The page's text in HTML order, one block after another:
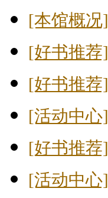
[本馆概况]
[好书推荐]
[好书推荐]
[活动中心]
[好书推荐]
[活动中心]